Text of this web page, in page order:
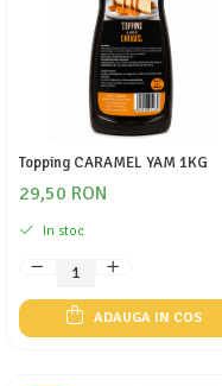
Topping CARAMEL YAM 1KG
29,50 RON
In stoc
ADAUGA IN COS